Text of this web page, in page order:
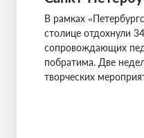
В рамках
столице отдохнули
сопровождающих
побратима. Две
творческих